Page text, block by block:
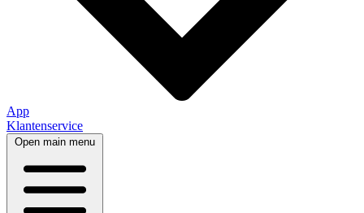
App
Klantenservice
Open main menu